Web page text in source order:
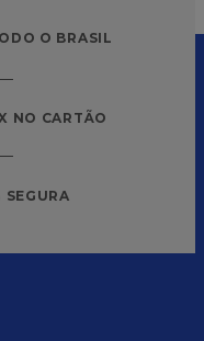
O BRASIL
NO CARTÃO
SEGURA